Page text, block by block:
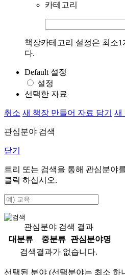
카테고리
책장카테고리 설정은 최소1
다.
Default 설정
설정
선택한 자료
취소 새 책장 만들어 자료 담기 새
관심분야 검색
닫기
트리 또는 검색을 통해 관심분야
클릭 하십시오.
관심분야 검색 결과
대분류
중분류
관심분야명
검색결과가 없습니다.
선택된 분야 (선택분야는 최소 하